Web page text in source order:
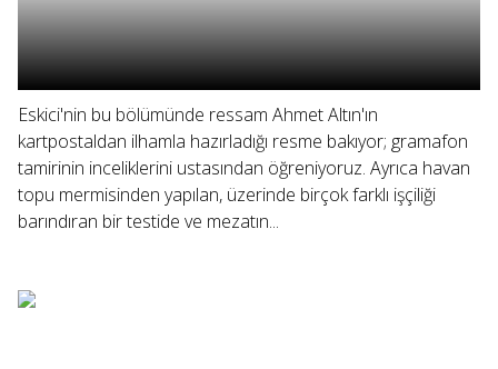
Eskici'nin bu bölümünde ressam Ahmet Altın'ın
kartpostaldan ilhamla hazırladığı resme bakıyor; gramafon
tamirinin inceliklerini ustasından öğreniyoruz. Ayrıca havan
topu mermisinden yapılan, üzerinde birçok farklı işçiliği
barındıran bir testide ve mezatın...